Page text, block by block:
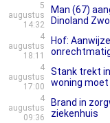
5
augustus
14:32
Man (67)
Dinoland
4
augustus
18:11
Hof:
4
augustus
17:00
Stank trekt
woning
4
augustus
09:36
Brand in
ziekenhuis